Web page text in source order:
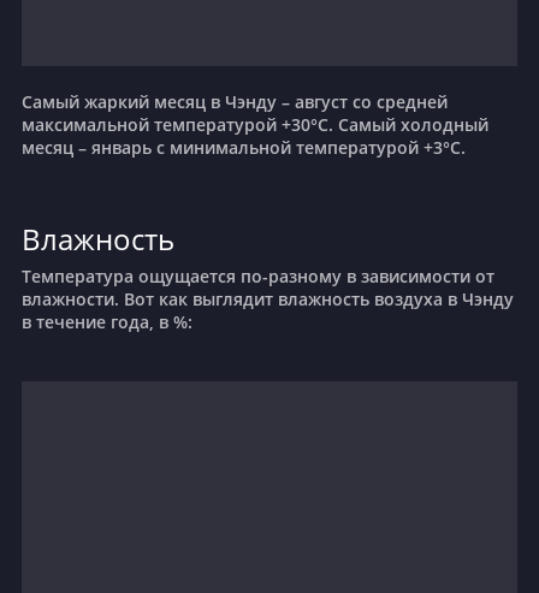
Самый жаркий месяц в Чэнду – август со средней
максимальной температурой +30°C. Самый холодный
месяц – январь с минимальной температурой +3°C.
Влажность
Температура ощущается по-разному в зависимости от
влажности. Вот как выглядит влажность воздуха в Чэнду
в течение года, в %: